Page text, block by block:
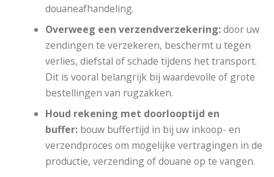
douaneafhandeling.
Overweeg een verzendverzekering:door uw
zendingen te verzekeren, beschermt u tegen
verlies, diefstal of schade tijdens het transport.
Dit is vooral belangrijk bij waardevolle of grote
bestellingen van rugzakken.
Houd rekening met doorlooptijd en
buffer: bouw buffertijd in bij uw inkoop- en
verzendproces om mogelijke vertragingen in de
productie, verzending of douane op te vangen.